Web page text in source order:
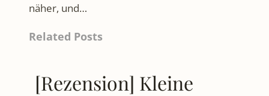
näher, und…
Related Posts
[Rezension] Kleine